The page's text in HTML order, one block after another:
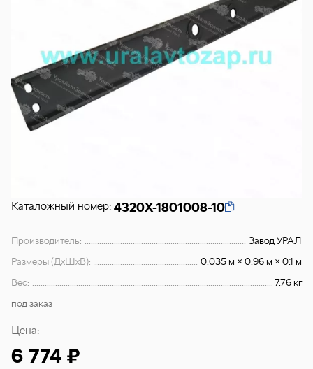
Каталожный номер: 4320Х-1801008-10
Производитель:
Завод УРАЛ
Размеры (ДхШхВ):
0.035 м × 0.96 м × 0.1 м
Вес:
7.76 кг
под заказ
Цена:
6 774 ₽